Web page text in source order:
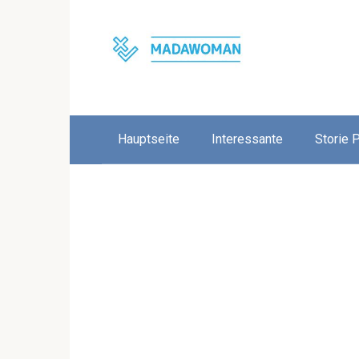
Hauptseite Interessante Storie